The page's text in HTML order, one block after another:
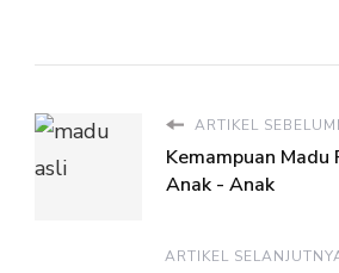
ARTIKEL
Kemampuan
Anak - Anak
ARTIKEL